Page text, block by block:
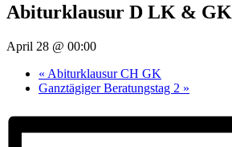
Abiturklausur D LK & GK
April 28 @ 00:00
« Abiturklausur CH GK
Ganztägiger Beratungstag 2 »